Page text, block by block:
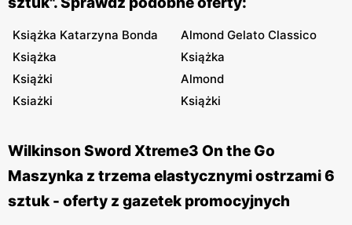
Książka Katarzyna Bonda
Almond Gelato Classico
Książka
Książka
Książki
Almond
Ksiażki
Książki
Wilkinson Sword Xtreme3 On the Go
Maszynka z trzema elastycznymi ostrzami 6
sztuk - oferty z gazetek promocyjnych